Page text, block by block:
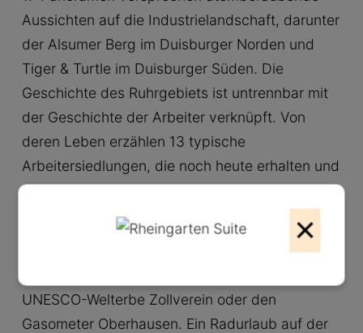
Aussichten auf die Industrielandschaft, darunter
der Alsumer Berg im Duisburger Norden und
Tiger & Turtle im Duisburger Süden. Die
Geschichte des Ruhrgebiets ist untrennbar mit
der Geschichte der Arbeiter verknüpft. Von
deren Leben erzählen 13 typische
Arbeitersiedlungen, die noch heute erhalten und
bewohnt sind.
Bestens ausgeschildert verbinden die Radwege
der Route auch die großen Highlights der
UNESCO-Welterbe Zollverein oder den
Gasometer Oberhausen. Ein Radurlaub auf der
×